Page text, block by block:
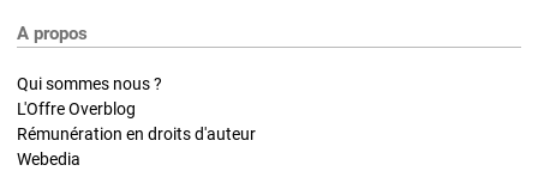
A propos
Qui sommes nous ?
L'Offre Overblog
Rémunération en droits d'auteur
Webedia